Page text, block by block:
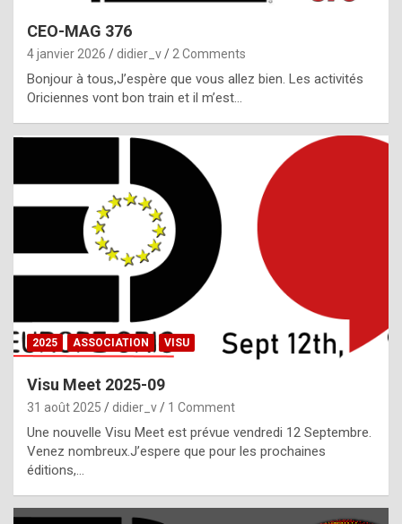
p
e
c
i
l
,
g
h
t
f
CEO-MAG 376
4 janvier 2026 didier_v 2 Comments
Bonjour à tous,J’espère que vous allez bien. Les activités
Oriciennes vont bon train et il m’est…
2025 ASSOCIATION VISU
Visu Meet 2025-09
31 août 2025 didier_v 1 Comment
Une nouvelle Visu Meet est prévue vendredi 12 Septembre.
Venez nombreux.J’espere que pour les prochaines
éditions,…